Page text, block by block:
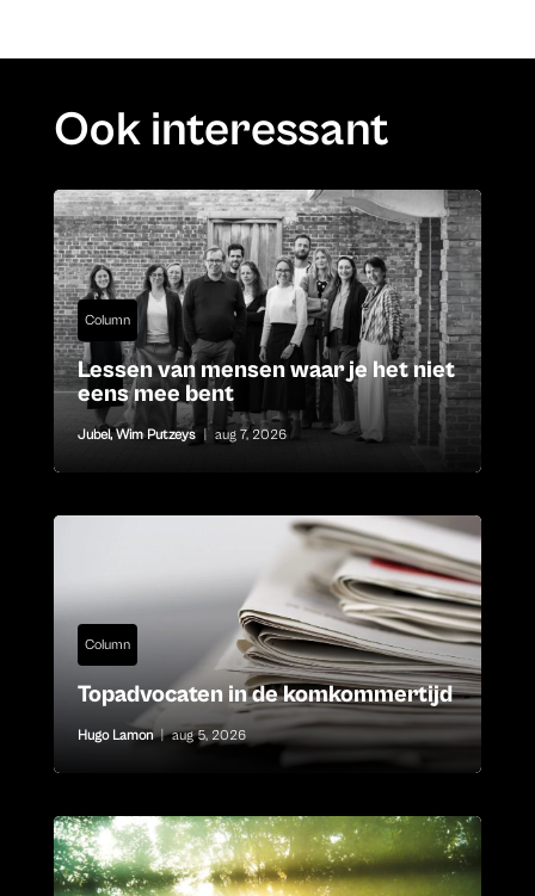
Ook interessant
Column
Lessen van mensen waar je het niet
eens mee bent
Jubel,Wim Putzeys | aug 7, 2026
Column
Topadvocaten in de komkommertijd
Hugo Lamon | aug 5, 2026